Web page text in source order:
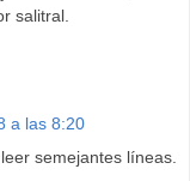
salitral.
a las 8:20
semejantes líneas.